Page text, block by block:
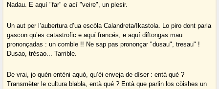
Nadau. E aquí "far" e ací "veire", un plesir.
Un aut per l’aubertura d’ua escòla Calandreta/Ikastola. Lo piro dont parla
gascon qu’es catastrofic e aquí francés, e aquí diftongas mau
prononçadas : un comble !! Ne sap pas prononçar "dusau", tresau" !
Dusao, trésao... Tarrible.
De vrai, jo quèn entèni aquò, qu’èi enveja de díser : entà qué ?
Transmèter le cultura blabla, entà qué ? Entà que parlin los còishes un